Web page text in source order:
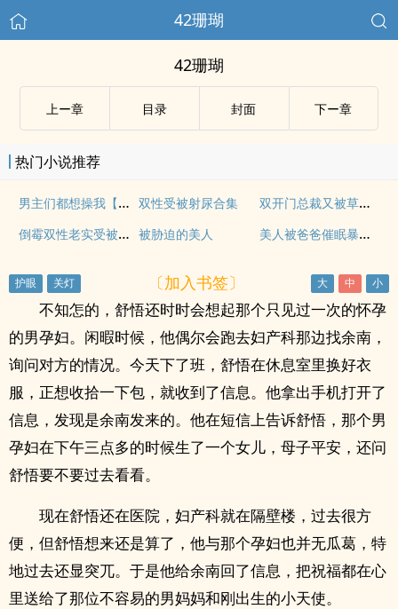
42珊瑚
42珊瑚
上ー章 目录 封面 下ー章
热门小说推荐
男主们都想操我【快穿/NP】 双性受被射尿合集
双开门总裁又被草批了
倒霉双性老实受被掰逼爆操（短篇合集） 被胁迫的美人 美人被爸爸催眠暴操嫩批
〔加入书签〕
不知怎的，舒悟还时时会想起那个只见过一次的怀孕
的男孕妇。闲暇时候，他偶尔会跑去妇产科那边找余南，
询问对方的情况。今天下了班，舒悟在休息室里换好衣
服，正想收拾一下包，就收到了信息。他拿出手机打开了
信息，发现是余南发来的。他在短信上告诉舒悟，那个男
孕妇在下午三点多的时候生了一个女儿，母子平安，还问
舒悟要不要过去看看。
现在舒悟还在医院，妇产科就在隔壁楼，过去很方
便，但舒悟想来还是算了，他与那个孕妇也并无瓜葛，特
地过去还显突兀。于是他给余南回了信息，把祝福都在心
里送给了那位不容易的男妈妈和刚出生的小天使。